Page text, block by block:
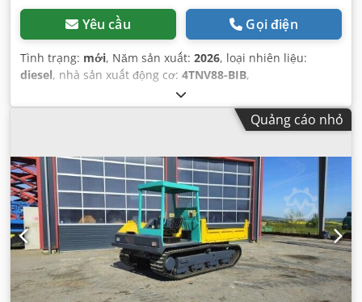
Yêu cầu Gọi điện
Tình trạng: mới, Năm sản xuất: 2026, loại nhiên liệu:
diesel, nhà sản xuất động cơ: 4TNV88-BIB,
Quảng cáo nhỏ